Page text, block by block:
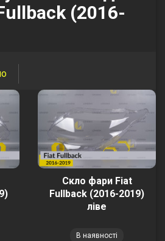
(2016-
Скло фари Fiat
Fullback (2016-2019)
ліве
В наявності